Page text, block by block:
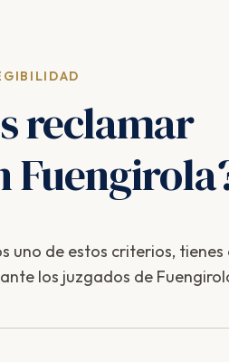
reclamar
uno de estos criterios,
los juzgados de